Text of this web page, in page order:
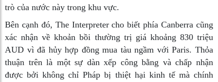
trò của nước này trong khu vực.
Bên cạnh đó, The Interpreter cho biết phía Canberra cũng
xác nhận về khoản bồi thường trị giá khoảng 830 triệu
AUD vì đã hủy hợp đồng mua tàu ngầm với Paris. Thỏa
thuận trên là một sự dàn xếp công bằng và chấp nhận
được bởi không chỉ Pháp bị thiệt hại kinh tế mà chính